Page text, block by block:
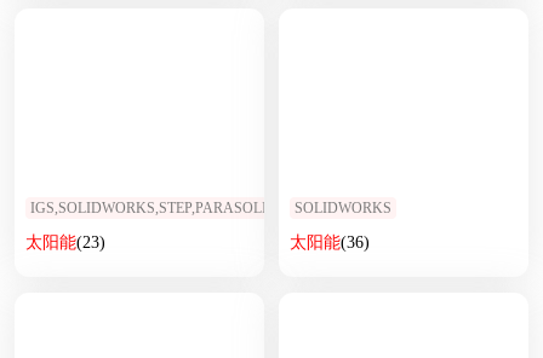
IGS,SOLIDWORKS,STEP,PARASOLID
太阳能(23)
SOLIDWORKS
太阳能(36)